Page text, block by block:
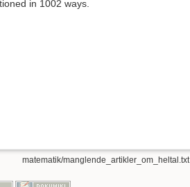
in 1002 ways.
matematik/manglende_artikler_om_heltal.txt